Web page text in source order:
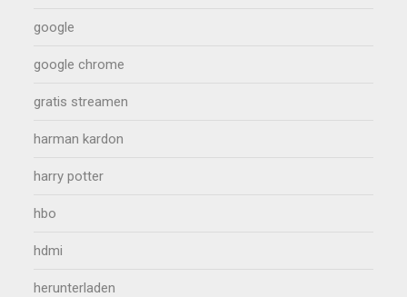
google
google chrome
gratis streamen
harman kardon
harry potter
hbo
hdmi
herunterladen